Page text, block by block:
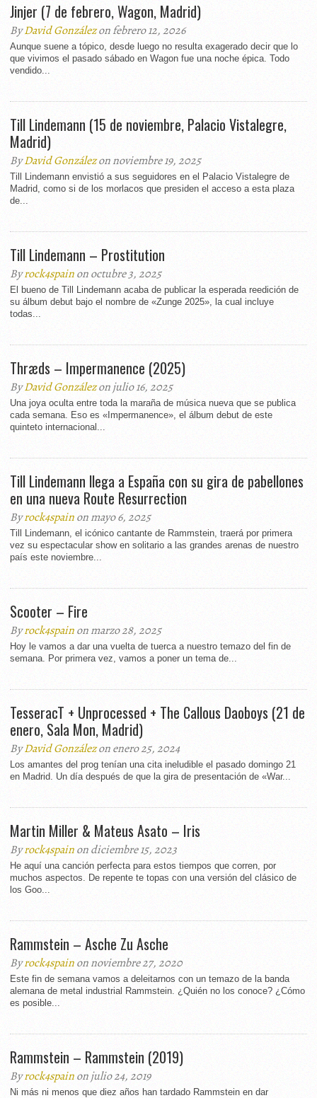
Jinjer (7 de febrero, Wagon, Madrid)
ByDavid Gonzálezon febrero 12, 2026
Aunque suene a tópico, desde luego no resulta exagerado decir que lo
que vivimos el pasado sábado en Wagon fue una noche épica. Todo
vendido...
Till Lindemann (15 de noviembre, Palacio Vistalegre,
Madrid)
ByDavid Gonzálezon noviembre 19, 2025
Till Lindemann envistió a sus seguidores en el Palacio Vistalegre de
Madrid, como si de los morlacos que presiden el acceso a esta plaza
de...
Till Lindemann – Prostitution
Byrock4spainon octubre 3, 2025
El bueno de Till Lindemann acaba de publicar la esperada reedición de
su álbum debut bajo el nombre de «Zunge 2025», la cual incluye
todas...
Thræds – Impermanence (2025)
ByDavid Gonzálezon julio 16, 2025
Una joya oculta entre toda la maraña de música nueva que se publica
cada semana. Eso es «Impermanence», el álbum debut de este
quinteto internacional...
Till Lindemann llega a España con su gira de pabellones
en una nueva Route Resurrection
Byrock4spainon mayo 6, 2025
Till Lindemann, el icónico cantante de Rammstein, traerá por primera
vez su espectacular show en solitario a las grandes arenas de nuestro
país este noviembre...
Scooter – Fire
Byrock4spainon marzo 28, 2025
Hoy le vamos a dar una vuelta de tuerca a nuestro temazo del fin de
semana. Por primera vez, vamos a poner un tema de...
TesseracT + Unprocessed + The Callous Daoboys (21 de
enero, Sala Mon, Madrid)
ByDavid Gonzálezon enero 25, 2024
Los amantes del prog tenían una cita ineludible el pasado domingo 21
en Madrid. Un día después de que la gira de presentación de «War...
Martin Miller & Mateus Asato – Iris
Byrock4spainon diciembre 15, 2023
He aquí una canción perfecta para estos tiempos que corren, por
muchos aspectos. De repente te topas con una versión del clásico de
los Goo...
Rammstein – Asche Zu Asche
Byrock4spainon noviembre 27, 2020
Este fin de semana vamos a deleitarnos con un temazo de la banda
alemana de metal industrial Rammstein. ¿Quién no los conoce? ¿Cómo
es posible...
Rammstein – Rammstein (2019)
Byrock4spainon julio 24, 2019
Ni más ni menos que diez años han tardado Rammstein en dar